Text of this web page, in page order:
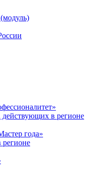
в регионе
года»